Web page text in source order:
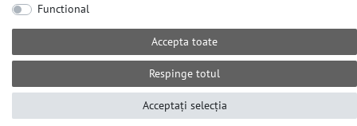
Functional
Accepta toate
Respinge totul
Acceptați selecția